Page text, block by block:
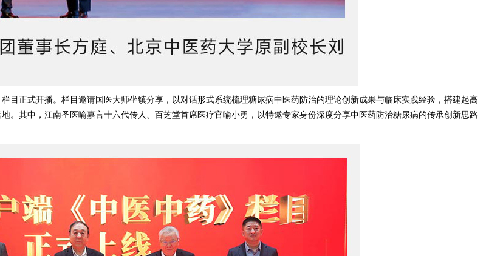
目正式开播。栏目邀请国医大师坐镇分享，以对话形式系统梳理糖尿病中医药防治的理论创新成果与临床实践经验，搭建起高
。其中，江南圣医喻嘉言十六代传人、百芝堂首席医疗官喻小勇，以特邀专家身份深度分享中医药防治糖尿病的传承创新思路